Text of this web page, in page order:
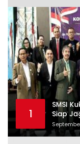
1
SMSI
Siap